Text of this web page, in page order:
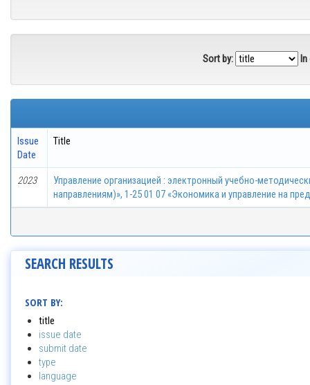
Sort by: In
Issue
Date
Title
2023
Управление организацией : электронный учебно-
направлениям)», 1-25 01 07 «Экономика и управление на
SEARCH RESULTS
SORT BY:
title
issue date
submit date
type
language